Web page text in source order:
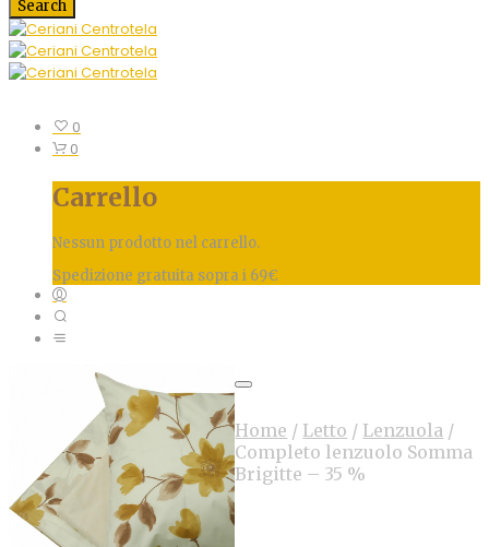
0
0
Carrello
Nessun prodotto nel carrello.
Spedizione gratuita sopra i 69€
Home / Letto / Lenzuola /
Completo lenzuolo Somma
Brigitte – 35 %